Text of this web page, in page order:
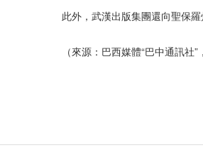
此外，武漢出版集團還向聖保
（來源：巴西媒體“巴中通訊社”